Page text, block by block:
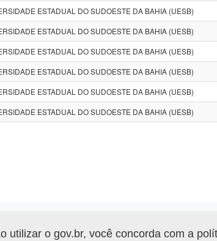
ESTADUAL DO SUDOESTE DA BAHIA (UESB)
ESTADUAL DO SUDOESTE DA BAHIA (UESB)
ESTADUAL DO SUDOESTE DA BAHIA (UESB)
ESTADUAL DO SUDOESTE DA BAHIA (UESB)
ESTADUAL DO SUDOESTE DA BAHIA (UESB)
ESTADUAL DO SUDOESTE DA BAHIA (UESB)
XLS o gov.br, você concorda com a